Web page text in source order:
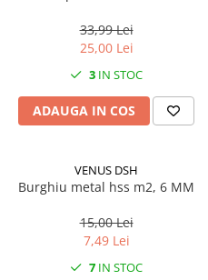
33,99 Lei
25,00 Lei
3 IN STOC
ADAUGA IN COS
VENUS DSH
Burghiu metal hss m2, 6 MM
15,00 Lei
7,49 Lei
7 IN STOC